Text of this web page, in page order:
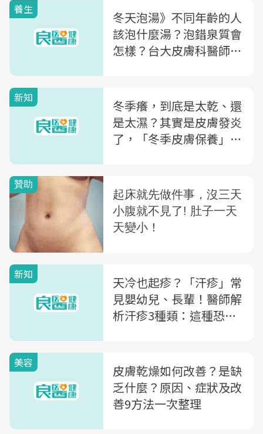
養生
冬天泡湯》不同年齡的人
該泡什麼湯？泡錯泉質會
怎樣？台大皮膚科醫師教
新知
冬季癢，到底是太乾、還
是太濕？其實是皮膚發炎
了，「冬季皮膚保養」你
新知
天冷也起疹？「汗疹」常
見嬰幼兒、長輩！醫師解
析汗疹3種類：這種恐有
美容
皮膚乾燥如何改善？是缺
乏什麼？原因、症狀及改
善9方法一次整理